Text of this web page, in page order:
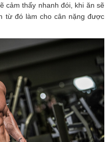
cảm thấy nhanh đói, khi ăn sẽ
từ đó làm cho cân nặng được